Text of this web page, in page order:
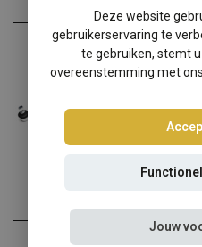
TA-Technix
TA-Technix
€59,95
Incl. btw
Deze website
gebruikerservaring te
te gebruiken, stemt
overeenstemming met ons
Jouw